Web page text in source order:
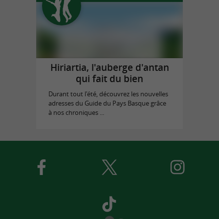
Hiriartia, l'auberge d'antan
qui fait du bien
Durant tout l'été, découvrez les nouvelles
adresses du Guide du Pays Basque grâce
à nos chroniques ...